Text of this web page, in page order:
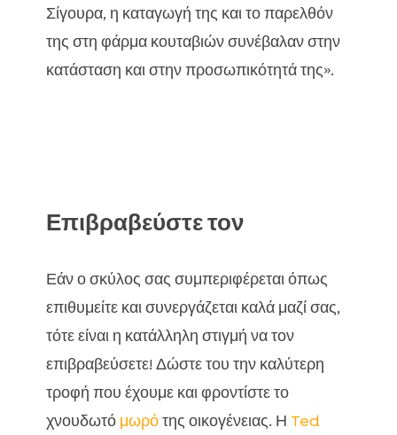
Σίγουρα, η καταγωγή της και το παρελθόν
της στη φάρμα κουταβιών συνέβαλαν στην
κατάσταση και στην προσωπικότητά της».
Επιβραβεύστε τον
Εάν ο σκύλος σας συμπεριφέρεται όπως
επιθυμείτε και συνεργάζεται καλά μαζί σας,
τότε είναι η κατάλληλη στιγμή να τον
επιβραβεύσετε! Δώστε του την καλύτερη
τροφή που έχουμε και φροντίστε το
χνουδωτό μωρότης οικογένειας. Η Ted